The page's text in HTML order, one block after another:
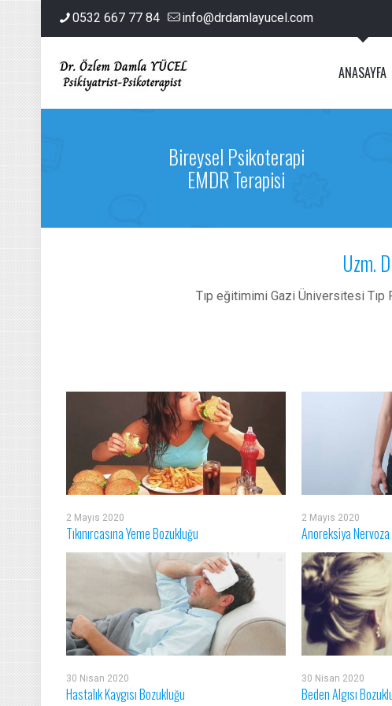
0532 667 77 84 info@drdamlayucel.com
ANASAYFA
Bireysel Psikoterapi
EMDR Terapisi
Uzm.
Tıp eğitimimi Gazi Üniversitesi
2 Mayıs 2020
Tıkınırcasına Yeme Bozukluğu
2 Mayıs 2020
Anoreksiya Nervoza
30 Nisan 2020
Hastalık Kaygısı Bozukluğu
30 Nisan 2020
Beden Algısı